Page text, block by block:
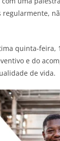
quinta-feira,
e do
de vida.